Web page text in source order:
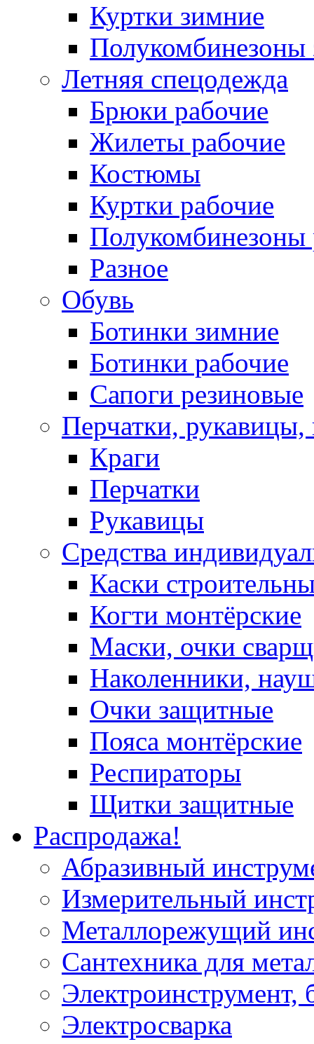
Куртки зимние
Полукомбинезоны
Летняя спецодежда
Брюки рабочие
Жилеты рабочие
Костюмы
Куртки рабочие
Полукомбинезоны
Разное
Обувь
Ботинки зимние
Ботинки рабочие
Сапоги резиновые
Перчатки, рукавицы,
Краги
Перчатки
Рукавицы
Средства
Каски
Когти монтёрские
Маски, очки
Наколенники,
Очки защитные
Пояса монтёрские
Респираторы
Щитки защитные
Распродажа!
Абразивный
Измерительный
Металлорежущий
Сантехника для
Электроинструмент,
Электросварка